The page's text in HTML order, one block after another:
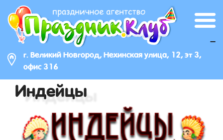
г. Великий Новгород, Нехинская улица, 12, эт 3,
офис 316
_
Индейцы